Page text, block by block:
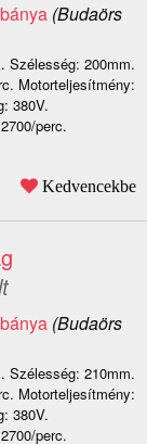
(Budaörs
Szélesség: 200mm.
Motorteljesítmény:
380V.
perc.
Kedvencekbe
(Budaörs
Szélesség: 210mm.
Motorteljesítmény:
380V.
perc.